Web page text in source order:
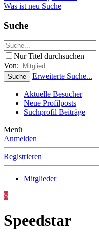
Was ist neu Suche
Suche
Nur Titel durchsuchen
Von:
Suche Erweiterte Suche...
Aktuelle Besucher
Neue Profilposts
Suchprofil Beiträge
Menü
Anmelden
Registrieren
Mitglieder
S
Speedstar